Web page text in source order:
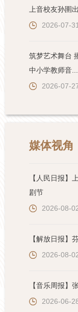
上音校友孙圉
2026-07-31
筑梦艺术舞台
中小学教师音...
2026-07-
媒体视角
【人民日报】
剧节
2026-08-
【解放日报】
2026-08-
【音乐周报】
2026-06-